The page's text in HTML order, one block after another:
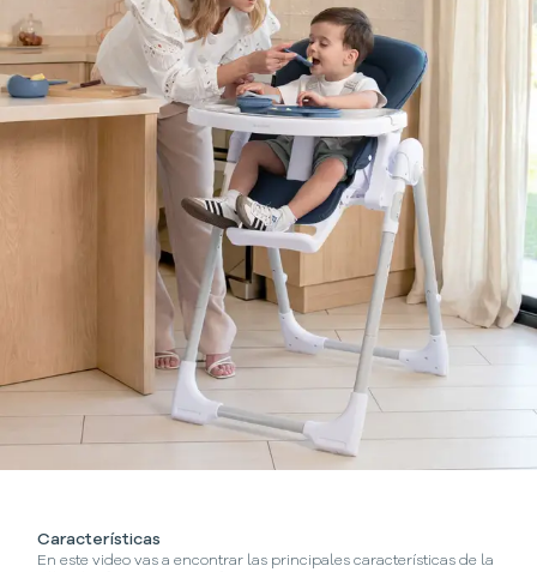
Características
En este video vas a encontrar las principales características de la